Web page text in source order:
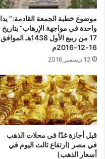
موضوع خطبة الجمعة القادمة:” يدا
واحدة في مواجهة الإرهاب” بتاريخ
17 من ربيع الأول 1438هـ الموافق
16-12-2016م
12 ديسمبر,2016
قبل أجازة غدًا في محلات الذهب
في مصر (ارتفاع ثالث اليوم في
أسعار الذهب)